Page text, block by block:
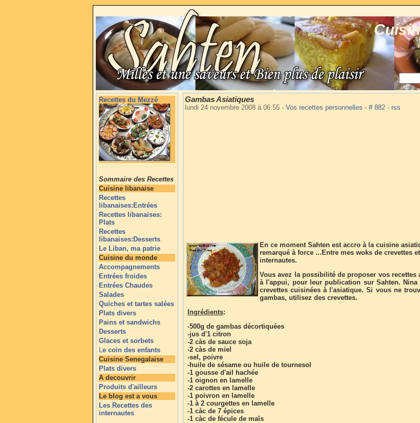
Recettes du Mezzé
Sommaire des Recettes
Cuisine libanaise
Recettes
libanaises:Entrées
Recettes libanaises:
Plats
Recettes
libanaises:Desserts
Le Liban, ma patrie
Cuisine du monde
Accompagnements
Entrées froides
Entrées Chaudes
Salades
Quiches et tartes salées
Plats divers
Pains et sandwichs
Desserts
Glaces et sorbets
Le coin des enfants
Cuisine Senegalaise
Plats divers
A decouvrir
Produits d'ailleurs
Le blog est a vous
Les Recettes des
internautes
Gambas Asiatiques
lundi 24 novembre 2008 à 06:55 - Vos recettes personnelles - # 882 - rss
En ce moment Sahten est accro à la cuisine
remarqué à force ...Entre mes woks de crevettes
internautes.
Vous avez la possibilité de proposer vos recettes
à l'appui, pour leur publication sur Sahten. Nina
crevettes cuisinées à l'asiatique. Si vous ne
gambas, utilisez des crevettes.
Ingrédients:
-500g de gambas décortiquées
-jus d'1 citron
-2 càs de sauce soja
-2 càs de miel
-sel, poivre
-huile de sésame ou huile de tournesol
-1 gousse d'ail hachée
-1 oignon en lamelle
-2 carottes en lamelle
-1 poivron en lamelle
-1 à 2 courgettes en lamelle
-1 càc de 7 épices
-1 càc de fécule de maïs